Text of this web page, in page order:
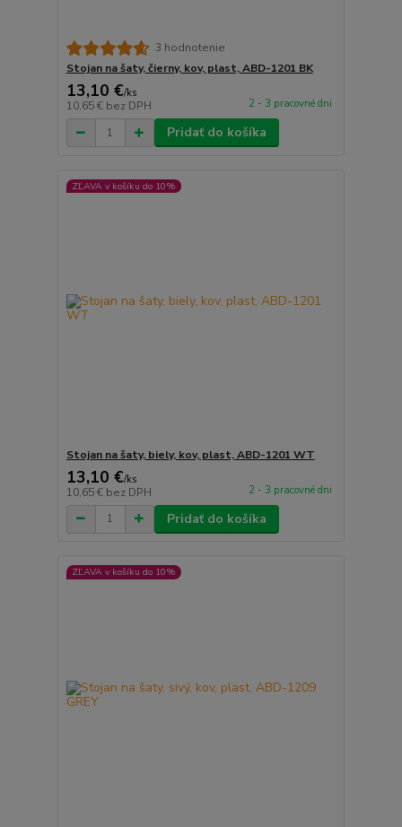
3 hodnotenie
Stojan na šaty, čierny, kov, plast, ABD-1201 BK
13,10 €/ks
10,65 € bez DPH 2 - 3 pracovné dni
Pridať do košíka
ZĽAVA v košíku do 10%
Stojan na šaty, biely, kov, plast, ABD-1201 WT
13,10 €/ks
10,65 € bez DPH 2 - 3 pracovné dni
Pridať do košíka
ZĽAVA v košíku do 10%